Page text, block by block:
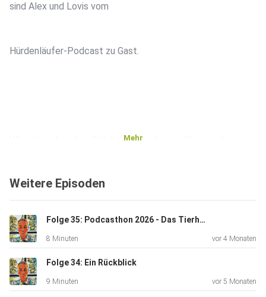
sind Alex und Lovis vom
Hürdenläufer-Podcast zu Gast.
Wir reden über die alltäglichen Hürden im Alltag und was in
Schaut gerne bei den beiden bei Ihrem Podcast vorbei
Mehr
Weitere Episoden
Folge 35: Podcasthon 2026 - Das Tierheim Hersbruck
8 Minuten vor 4 Monaten
Folge 34: Ein Rückblick
9 Minuten vor 5 Monaten